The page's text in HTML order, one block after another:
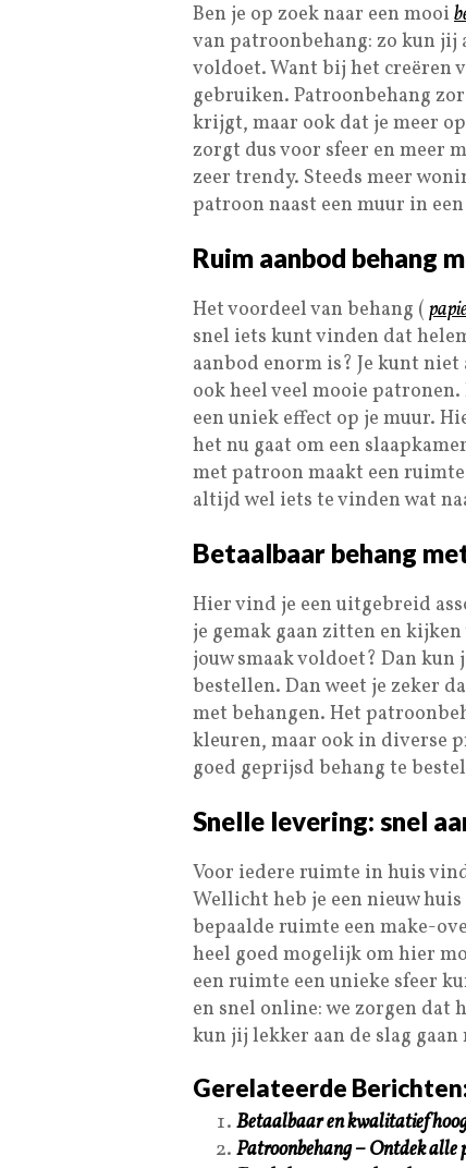
Ben je op zoek naar een mooi
van patroonbehang: zo kun jij
voldoet. Want bij het creëren
gebruiken. Patroonbehang
krijgt, maar ook dat je meer
zorgt dus voor sfeer en meer
zeer trendy. Steeds meer
patroon naast een muur in
Ruim aanbod behang
Het voordeel van behang (
snel iets kunt vinden dat
aanbod enorm is? Je kunt
ook heel veel mooie
een uniek effect op je muur.
het nu gaat om een
met patroon maakt een
altijd wel iets te vinden wat
Betaalbaar behang
Hier vind je een uitgebreid
je gemak gaan zitten en
jouw smaak voldoet? Dan
bestellen. Dan weet je zeker
met behangen. Het
kleuren, maar ook in diverse
goed geprijsd behang te
Snelle levering: snel
Voor iedere ruimte in huis
Wellicht heb je een nieuw
bepaalde ruimte een make-
heel goed mogelijk om hier
een ruimte een unieke sfeer
en snel online: we zorgen dat
kun jij lekker aan de slag
Gerelateerde
Betaalbaar en kwalitatief
Patroonbehang – Ontdek alle